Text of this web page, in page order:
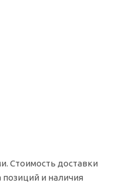
Стоимость доставки
позиций и наличия